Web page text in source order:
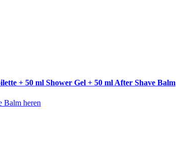
+ 50 ml Shower Gel + 50 ml After Shave Balm
Balm heren